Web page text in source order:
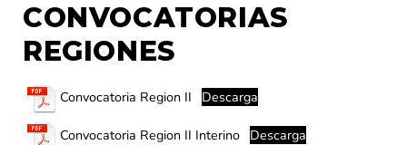
CONVOCATORIAS
REGIONES
Convocatoria Region II Descarga
Convocatoria Region II Interino Descarga